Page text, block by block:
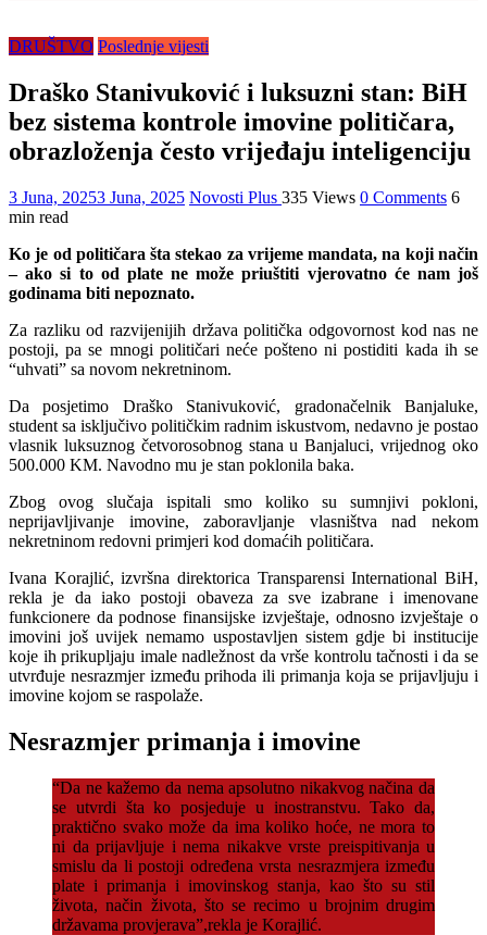
DRUŠTVO Poslednje vijesti
Draško Stanivuković i luksuzni stan: BiH
bez sistema kontrole imovine političara,
obrazloženja često vrijeđaju inteligenciju
3 Juna, 20253 Juna, 2025 Novosti Plus 335 Views 0 Comments 6
min read
Ko je od političara šta stekao za vrijeme mandata, na koji način
– ako si to od plate ne može priuštiti vjerovatno će nam još
godinama biti nepoznato.
Za razliku od razvijenijih država politička odgovornost kod nas ne
postoji, pa se mnogi političari neće pošteno ni postiditi kada ih se
“uhvati” sa novom nekretninom.
Da posjetimo Draško Stanivuković, gradonačelnik Banjaluke,
student sa isključivo političkim radnim iskustvom, nedavno je postao
vlasnik luksuznog četvorosobnog stana u Banjaluci, vrijednog oko
500.000 KM. Navodno mu je stan poklonila baka.
Zbog ovog slučaja ispitali smo koliko su sumnjivi pokloni,
neprijavljivanje imovine, zaboravljanje vlasništva nad nekom
nekretninom redovni primjeri kod domaćih političara.
Ivana Korajlić, izvršna direktorica Transparensi International BiH,
rekla je da iako postoji obaveza za sve izabrane i imenovane
funkcionere da podnose finansijske izvještaje, odnosno izvještaje o
imovini još uvijek nemamo uspostavljen sistem gdje bi institucije
koje ih prikupljaju imale nadležnost da vrše kontrolu tačnosti i da se
utvrđuje nesrazmjer između prihoda ili primanja koja se prijavljuju i
imovine kojom se raspolaže.
Nesrazmjer primanja i imovine
“Da ne kažemo da nema apsolutno nikakvog načina da
se utvrdi šta ko posjeduje u inostranstvu. Tako da,
praktično svako može da ima koliko hoće, ne mora to
ni da prijavljuje i nema nikakve vrste preispitivanja u
smislu da li postoji određena vrsta nesrazmjera između
plate i primanja i imovinskog stanja, kao što su stil
života, način života, što se recimo u brojnim drugim
državama provjerava”,rekla je Korajlić.